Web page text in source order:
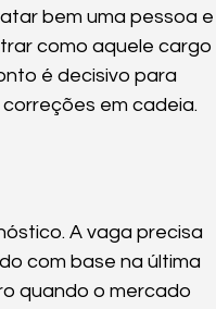
bem uma pessoa e
como aquele cargo
é decisivo para
em cadeia.
A vaga precisa
com base na última
quando o mercado